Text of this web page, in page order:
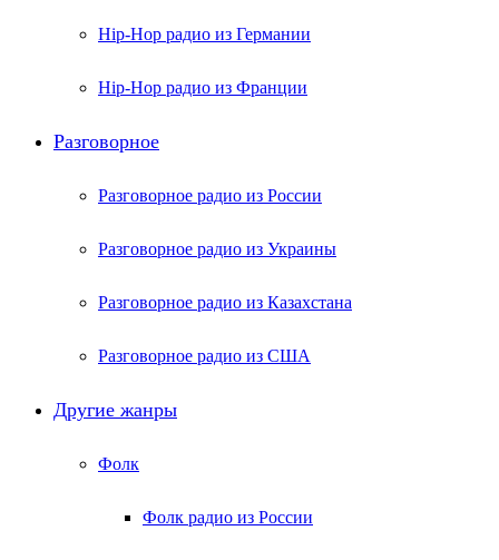
Hip-Hop радио из Германии
Hip-Hop радио из Франции
Разговорное
Разговорное радио из России
Разговорное радио из Украины
Разговорное радио из Казахстана
Разговорное радио из США
Другие жанры
Фолк
Фолк радио из России